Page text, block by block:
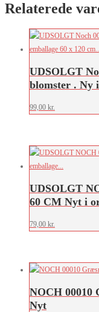
Relaterede
UDSOLGT
blomster . Ny
99,00 kr.
UDSOLGT
60 CM Nyt i
79,00 kr.
NOCH 00010
Nyt